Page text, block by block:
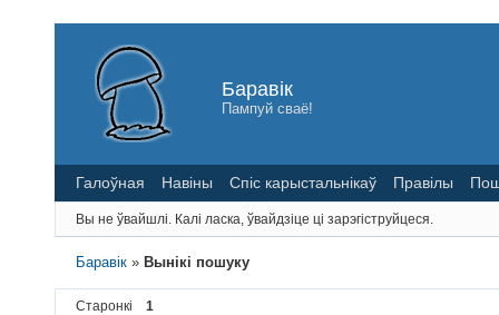
Баравік
Пампуй сваё!
Галоўная Навіны Спіс карыстальнікаў Правілы
Вы не ўвайшлі. Калі ласка, ўвайдзіце ці зарэгіструйцеся.
Баравік » Вынікі пошуку
Старонкі 1